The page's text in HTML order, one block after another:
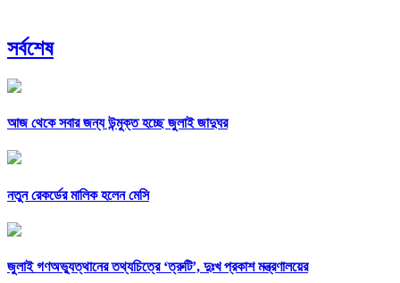
সর্বশেষ
আজ থেকে সবার জন্য উন্মুক্ত হচ্ছে জুলাই জাদুঘর
নতুন রেকর্ডের মালিক হলেন মেসি
জুলাই গণঅভ্যুত্থানের তথ্যচিত্রে ‘ত্রুটি’, দুঃখ প্রকাশ মন্ত্রণালয়ের